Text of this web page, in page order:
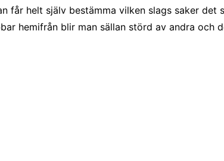
får helt själv bestämma vilken slags saker
hemifrån blir man sällan störd av andra och